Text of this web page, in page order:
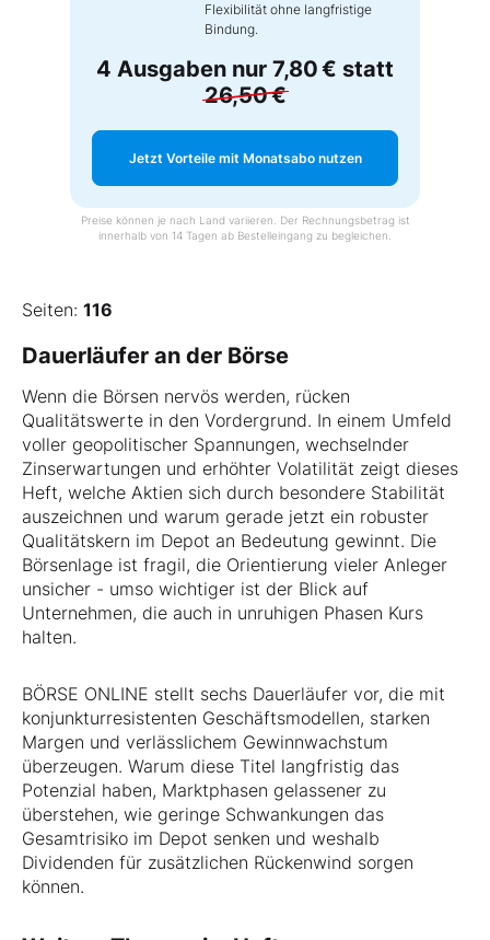
Flexibilität ohne langfristige
Bindung.
4 Ausgaben nur 7,80 € statt
26,50 €
Jetzt Vorteile mit Monatsabo nutzen
Preise können je nach Land variieren. Der Rechnungsbetrag ist
innerhalb von 14 Tagen ab Bestelleingang zu begleichen.
Seiten: 116
Dauerläufer an der Börse
Wenn die Börsen nervös werden, rücken
Qualitätswerte in den Vordergrund. In einem Umfeld
voller geopolitischer Spannungen, wechselnder
Zinserwartungen und erhöhter Volatilität zeigt dieses
Heft, welche Aktien sich durch besondere Stabilität
auszeichnen und warum gerade jetzt ein robuster
Qualitätskern im Depot an Bedeutung gewinnt. Die
Börsenlage ist fragil, die Orientierung vieler Anleger
unsicher - umso wichtiger ist der Blick auf
Unternehmen, die auch in unruhigen Phasen Kurs
halten.
BÖRSE ONLINE stellt sechs Dauerläufer vor, die mit
konjunkturresistenten Geschäftsmodellen, starken
Margen und verlässlichem Gewinnwachstum
überzeugen. Warum diese Titel langfristig das
Potenzial haben, Marktphasen gelassener zu
überstehen, wie geringe Schwankungen das
Gesamtrisiko im Depot senken und weshalb
Dividenden für zusätzlichen Rückenwind sorgen
können.